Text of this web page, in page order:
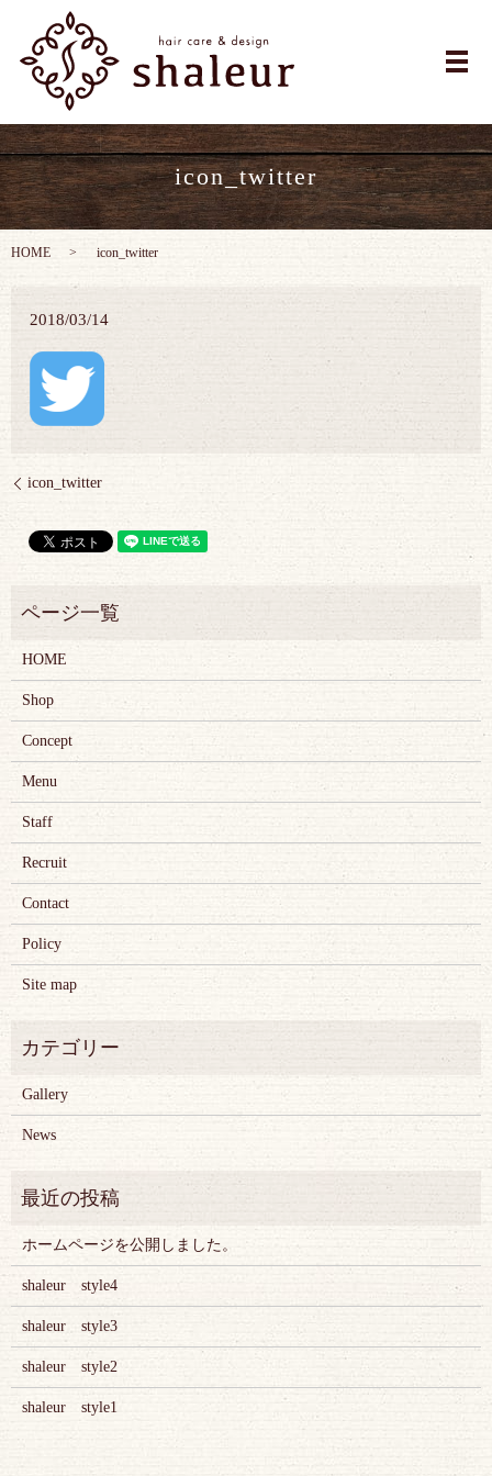
メ
icon_twitter
HOME icon_twitter
2018/03/14
icon_twitter
HOME
Shop
Concept
Menu
Staff
Recruit
Contact
Policy
Site map
Gallery
News
ホームページを公開しました。
shaleur style4
shaleur style3
shaleur style2
shaleur style1